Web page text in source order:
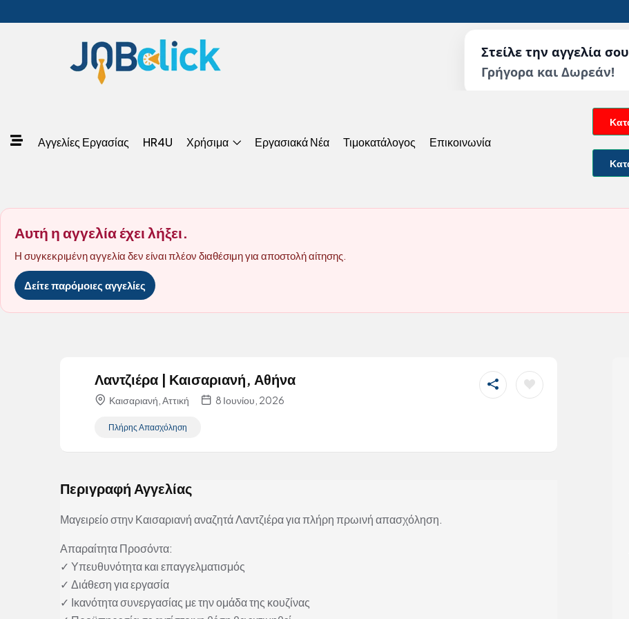
Στείλε την αγγελία
Γρήγορα και Δωρεάν!
Αγγελίες Εργασίας HR4U Χρήσιμα Εργασιακά Νέα Τιμοκατάλογος Επικοινωνία
Αυτή η αγγελία έχει λήξει.
Η συγκεκριμένη αγγελία δεν είναι πλέον διαθέσιμη για αποστολή αίτησης.
Δείτε παρόμοιες αγγελίες
Λαντζιέρα | Καισαριανή, Αθήνα
Καισαριανή, Αττική 8 Ιουνίου, 2026
Πλήρης Απασχόληση
Περιγραφή Αγγελίας
Μαγειρείο στην Καισαριανή αναζητά Λαντζιέρα για πλήρη πρωινή απασχόληση.
Απαραίτητα Προσόντα:
✓ Υπευθυνότητα και επαγγελματισμός
✓ Διάθεση για εργασία
✓ Ικανότητα συνεργασίας με την ομάδα της κουζίνας